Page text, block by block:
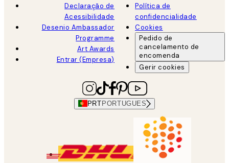
Declaração de
Acessibilidade
Desenio Ambassador
Programme
Art Awards
Entrar (Empresa)
Política de
confidencialidade
Cookies
Pedido de
cancelamento de
encomenda
Gerir cookies
PRT PORTUGUES